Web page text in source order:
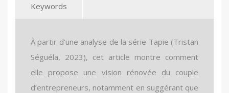
Keywords
À partir d’une analyse de la série Tapie (Tristan
Séguéla, 2023), cet article montre comment
elle propose une vision rénovée du couple
d’entrepreneurs, notamment en suggérant que